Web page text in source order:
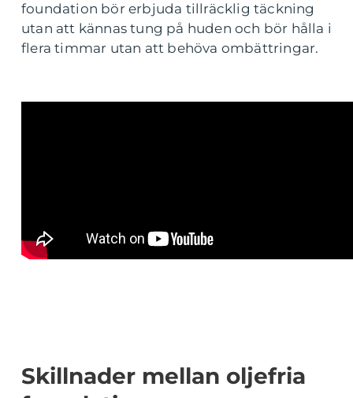
foundation bör erbjuda tillräcklig täckning
utan att kännas tung på huden och bör hålla i
flera timmar utan att behöva ombättringar.
Skillnader mellan oljefria